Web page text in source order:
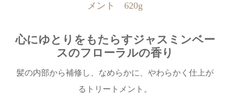
メント 620g
心にゆとりをもたらすジャスミンベー
スのフローラルの香り
髪の内部から補修し、なめらかに、やわらかく仕上が
るトリートメント。